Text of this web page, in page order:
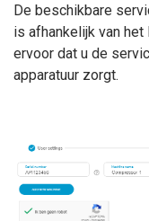
De beschikbare
is afhankelijk van
ervoor dat u de
apparatuur zorgt.